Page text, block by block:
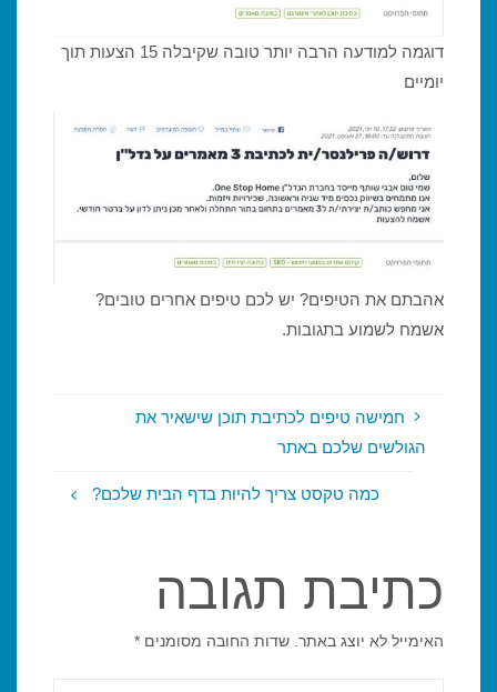
דוגמה למודעה הרבה יותר טובה שקיבלה 15 הצעות תוך
יומיים
אהבתם את הטיפים? יש לכם טיפים אחרים טובים?
אשמח לשמוע בתגובות.
חמישה טיפים לכתיבת תוכן שישאיר את
הגולשים שלכם באתר
כמה טקסט צריך להיות בדף הבית שלכם?
כתיבת תגובה
האימייל לא יוצג באתר. שדות החובה מסומנים*